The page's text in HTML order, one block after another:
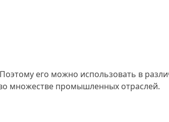
его можно использовать в
множестве промышленных отраслей.